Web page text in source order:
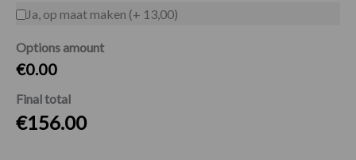
Ja, op maat maken (+ 13,00)
Options amount
€0.00
Final total
€156.00